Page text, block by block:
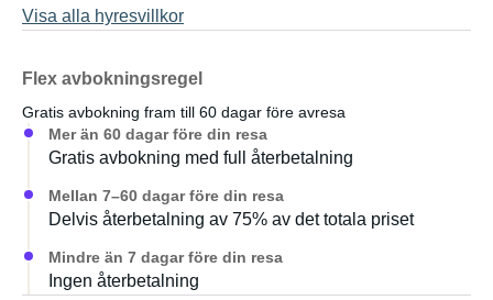
Visa alla hyresvillkor
Flex avbokningsregel
Gratis avbokning fram till 60 dagar före avresa
Mer än 60 dagar före din resa
Gratis avbokning med full återbetalning
Mellan 7–60 dagar före din resa
Delvis återbetalning av 75% av det totala priset
Mindre än 7 dagar före din resa
Ingen återbetalning